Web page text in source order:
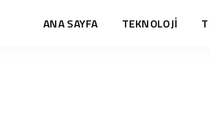
ANA SAYFA TEKNOLOJİ